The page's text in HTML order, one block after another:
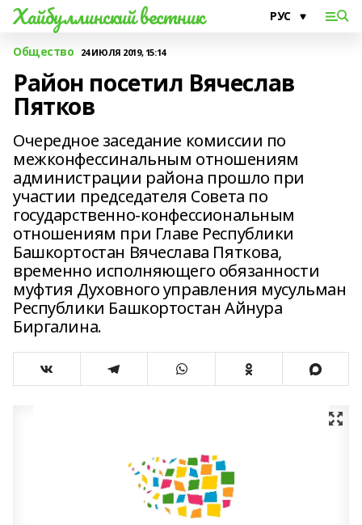
Хайбуллинский вестник
Общество 24 ИЮЛЯ 2019, 15:14
Район посетил Вячеслав
Пятков
Очередное заседание комиссии по
межконфессинальным отношениям
администрации района прошло при
участии председателя Совета по
государственно-конфессиональным
отношениям при Главе Республики
Башкортостан Вячеслава Пяткова,
временно исполняющего обязанности
муфтия Духовного управления мусульман
Республики Башкортостан Айнура
Биргалина.